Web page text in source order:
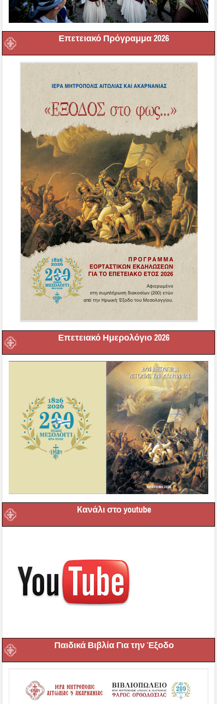
Επετειακό Πρόγραμμα 2026
Επετειακό Ημερολόγιο 2026
Kανάλι στο youtube
Παιδικά Βιβλία Για την Έξοδο